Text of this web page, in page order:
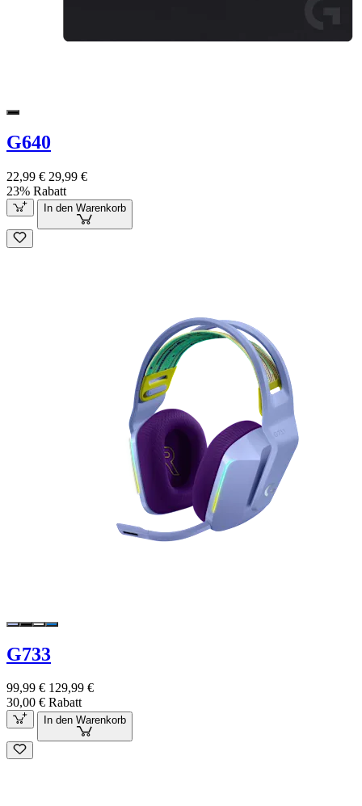
G640
22,99 € 29,99 €
23% Rabatt
In den Warenkorb
G733
99,99 € 129,99 €
30,00 € Rabatt
In den Warenkorb